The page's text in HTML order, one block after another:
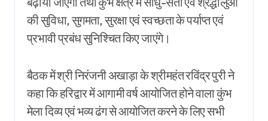
की सुविधा, सुगमता, सुरक्षा एवं स्वच्छता के पर्याप्त एवं
प्रभावी प्रबंध सुनिश्चित किए जाएंगे।
बैठक में श्री निरंजनी अखाड़ा के श्रीमहंत रविंद्र पुरी ने
कहा कि हरिद्वार में आगामी वर्ष आयोजित होने वाला कुंभ
मेला दिव्य एवं भव्य ढंग से आयोजित करने के लिए सभी